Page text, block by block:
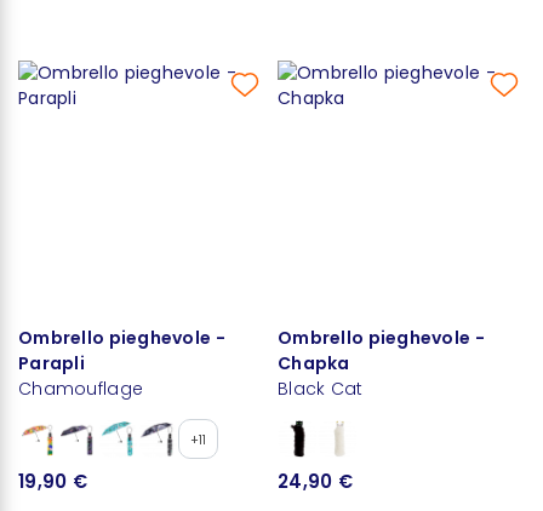
Ombrello pieghevole -
Parapli
Chamouflage
+11
19,90 €
Ombrello pieghevole -
Chapka
Black Cat
24,90 €